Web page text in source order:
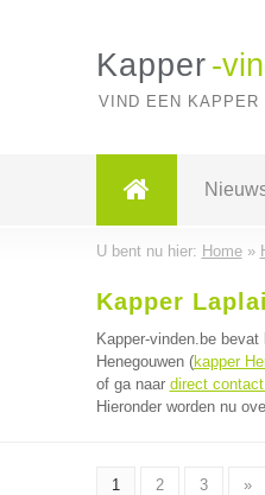
Kapper -
VIND EEN
U bent nu hier: Home»
Kapper
Kapper-vinden.be
Henegouwen (kapper
of ga naar direct
Hieronder worden nu
1 2 3 »